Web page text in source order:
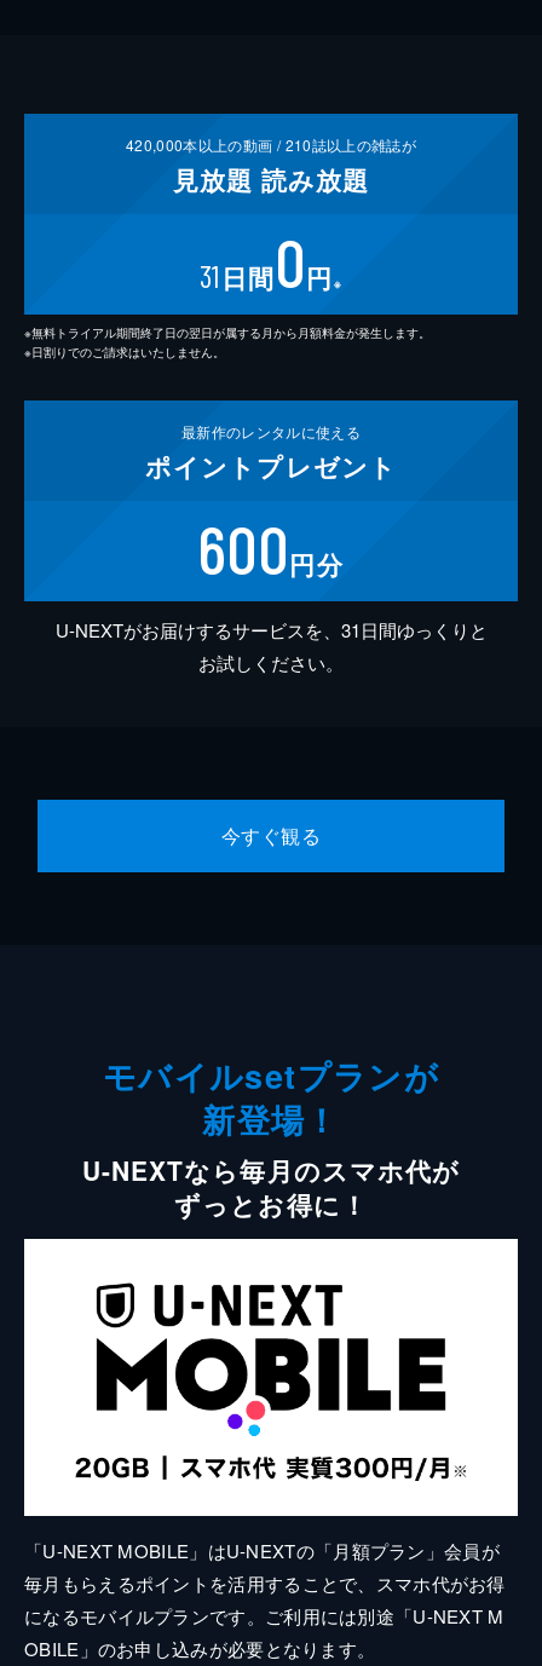
420,000本以上の動画 /210誌以上の雑誌が
見放題 読み放題
31 日間0円 ※
※無料トライアル期間終了日の翌日が属する月から月額料金が発生します。
※日割りでのご請求はいたしません。
最新作のレンタルに使える
ポイント プレゼント
600円分
U-NEXTがお届けするサービスを、31日間ゆっくりと
お試しください。
今すぐ観る
モバイルsetプランが
新登場！
U-NEXTなら毎月のスマホ代が
ずっとお得に！
「U-NEXT MOBILE」はU-NEXTの「月額プラン」会員が
毎月もらえるポイントを活用することで、スマホ代がお得
になるモバイルプランです。ご利用には別途「U-NEXT M
OBILE」のお申し込みが必要となります。